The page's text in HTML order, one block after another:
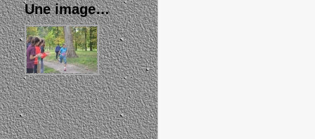
Une image…